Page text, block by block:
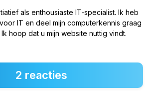
als enthousiaste IT-specialist. Ik heb
IT en deel mijn computerkennis graag
hoop dat u mijn website nuttig vindt.
2 reacties